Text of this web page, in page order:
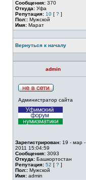
Сообщения: 370
Откуда: Уфа
Репутация: 10 [ ? ]
Пол:: Мужской
Имя: Марат
Вернуться к началу
admin
Администратор сайта
Зарегистрирован: 19 - мар -
2011 15:04:59
Сообщения: 3093
Откуда: Башкортостан
Репутация: 52 [ ? ]
Пол:: Мужской
Имя: admin